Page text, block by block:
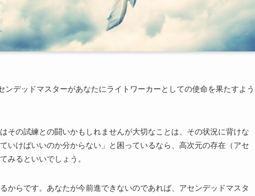
ンデッドマスターがあなたにライトワーカーとしての使命を果たすよう
その試練との闘いかもしれませんが大切なことは、その状況に背けな
いけばいいのか分からない」と困っているなら、高次元の存在（アセ
みるといいでしょう。
からです。あなたが今前進できないのであれば、アセンデッドマスタ